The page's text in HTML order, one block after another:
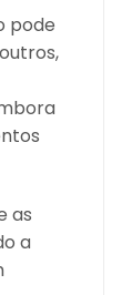
pode
as
a